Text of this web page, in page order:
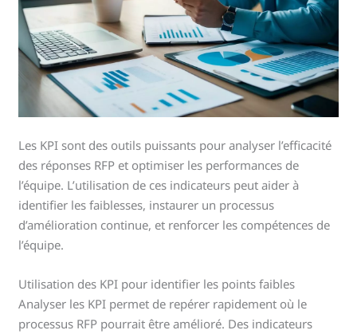
Les KPI sont des outils puissants pour analyser l’efficacité
des réponses RFP et optimiser les performances de
l’équipe. L’utilisation de ces indicateurs peut aider à
identifier les faiblesses, instaurer un processus
d’amélioration continue, et renforcer les compétences de
l’équipe.
Utilisation des KPI pour identifier les points faibles
Analyser les KPI permet de repérer rapidement où le
processus RFP pourrait être amélioré. Des indicateurs